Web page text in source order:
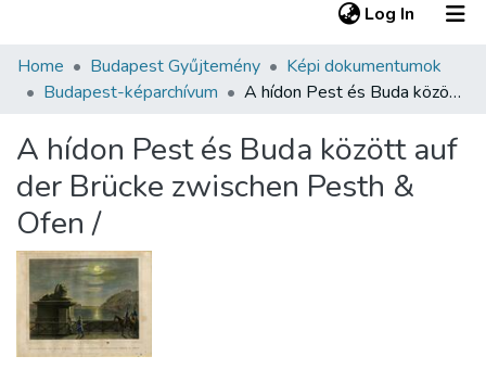
Log In (current)
Communities & Collections
Statistics
About us
Home Budapest Gyűjtemény
Képi dokumentumok
Budapest-képarchívum
A hídon Pest és Buda között auf der Brücke zwischen Pesth & Ofen /
A hídon Pest és Buda között auf
der Brücke zwischen Pesth &
Ofen /